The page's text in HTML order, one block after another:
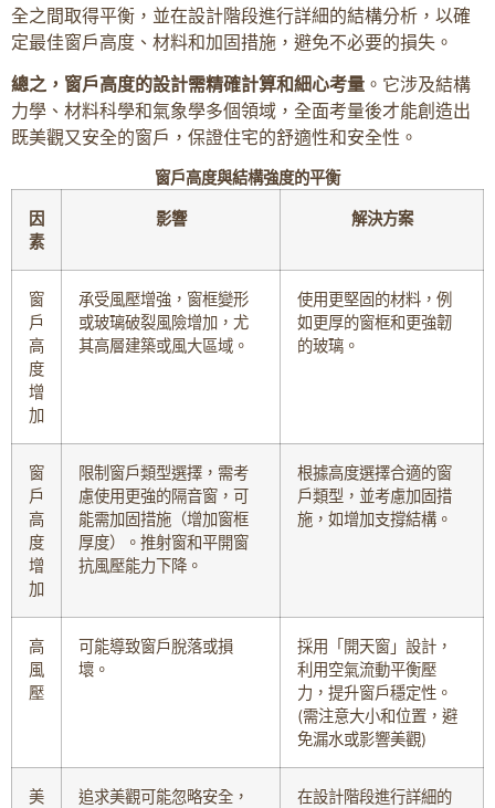
全之間取得平衡，並在設計階段進行詳細的結構分析，以確
定最佳窗戶高度、材料和加固措施，避免不必要的損失。
總之，窗戶高度的設計需精確計算和細心考量 。它涉及結構
力學、材料科學和氣象學多個領域，全面考量後才能創造出
既美觀又安全的窗戶，保證住宅的舒適性和安全性。
窗戶高度與結構強度的平衡
因
素
影響 解決方案
窗
戶
高
度
增
加
承受風壓增強，窗框變形
或玻璃破裂風險增加，尤
其高層建築或風大區域。
使用更堅固的材料，例
如更厚的窗框和更強韌
的玻璃。
窗
戶
高
度
增
加
限制窗戶類型選擇，需考
慮使用更強的隔音窗，可
能需加固措施（增加窗框
厚度）。推射窗和平開窗
抗風壓能力下降。
根據高度選擇合適的窗
戶類型，並考慮加固措
施，如增加支撐結構。
高
風
壓
可能導致窗戶脫落或損
壞。
採用「開天窗」設計，
利用空氣流動平衡壓
力，提升窗戶穩定性。
(需注意大小和位置，避
免漏水或影響美觀)
美
追求美觀可能忽略安全，
在設計階段進行詳細的